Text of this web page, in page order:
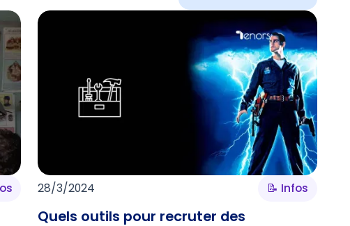
28/3/2024 📝 Infos
Quels outils pour recruter des